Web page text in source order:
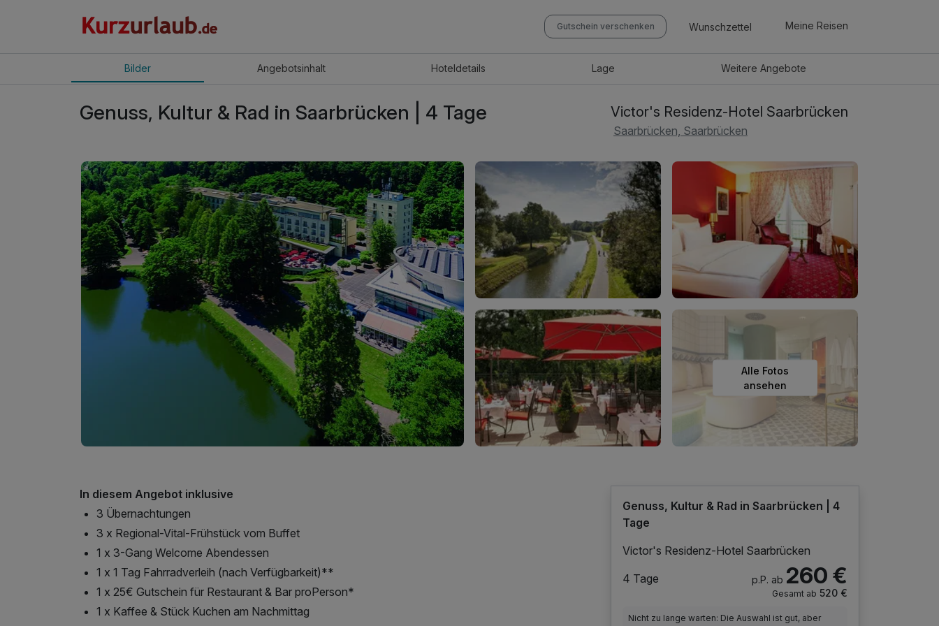
Gutschein verschenken Wunschzettel Meine Reisen
Bilder Angebotsinhalt Hoteldetails Lage WeitereAngebote
Genuss, Kultur & Rad in Saarbrücken | 4 Tage Victor's Residenz-Hotel Saarbrücken
Saarbrücken, Saarbrücken
Alle Fotos
ansehen
In diesem Angebot inklusive
3 Übernachtungen
3 x Regional-Vital-Frühstück vom Buffet
1 x 3-Gang Welcome Abendessen
1 x 1 Tag Fahrradverleih (nach Verfügbarkeit)**
1 x 25€ Gutschein für Restaurant & Bar proPerson*
1 x Kaffee & Stück Kuchen am Nachmittag
Genuss, Kultur & Rad in Saarbrücken | 4
Tage
Victor's Residenz-Hotel Saarbrücken
4 Tage
p.P. ab 260 €
Gesamt ab 520 €
Nicht zu lange warten: Die Auswahl ist gut, aber